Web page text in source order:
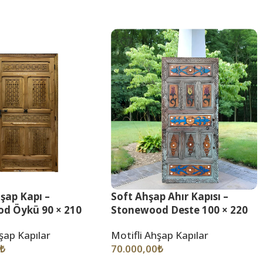
Kapı –
Öykü 90 × 210
Kapılar
₺
Soft Ahşap Ahır Kapısı –
Stonewood Deste 100 × 220
Motifli Ahşap Kapılar
70.000,00₺